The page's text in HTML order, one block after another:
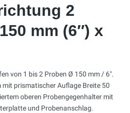
2
mm (6″) x
von 1 bis 2 Proben Ø 150 mm / 6″.
prismatischer Auflage Breite 50
oberen Probengegenhalter mit
und Probenanschlag.